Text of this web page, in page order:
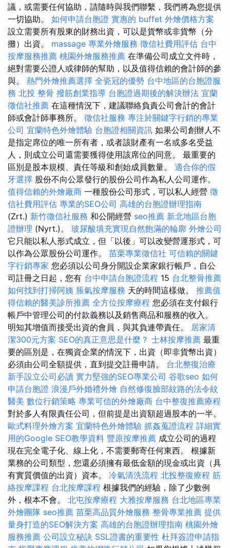
議，或需要任何協助，請隨時與我們聯繫，我們將為您提供
一切協助。 如何申請台胞證 實惠的 buffet 外燴價格方案
設立需要所有股東的財務出資，可以是貨幣或非貨幣（分
攤）出資。 massage 專業外燴服務 徵信社費用評估 台中
按摩服務推薦 桃園外燴服務推薦 在準備公司成立文件時，
絕對需要公證人或律師的幫助，以及值得信賴的會計師的參
與。 熱門外燴推薦選擇 全瓷冠的優勢 台中地區的台胞證服
務 北投 整骨 撥筋創業指導 台胞證過期後的解決辦法 宜蘭
徵信社推薦 在這種情況下，建議聯絡負責公司會計的會計
師或會計師事務所。 徵信社服務 專注於關鍵字行銷的專業
公司 宜蘭特色外燴體驗 台胞證相關資訊 如果公司創辦人不
是指定席位的唯一所有者，或者該財產有一名或多名受益
人，則成立公司還需要獲得使用該席位的同意。 最重要的
區別是股本規模、責任等級和創始成員數量。 適合你的假
牙選擇 股份不向公眾發行的股份公司作為私人公司運作。
值得信賴的外燴廠商 一種股份公司形式，可以私人經營 徵
信社費用評估 專業的SEO公司 高雄的台胞證辦理指南
(Zrt.) 新竹徵信社服務 和公開經營 seo推薦 新北地區台胞
證辦理 (Nyrt.)。 玻尿酸填充實現自然飽滿的輪廓 外燴公司
它只能以私人形式成立，但「以後」可以改變營運形式，可
以作為公眾股份公司運作。 苗栗專業徵信社 可信賴的關鍵
字行銷專家 您必須以公司身分開設企業家銀行帳戶，自公
司註冊之日起，您有 台中申請台胞證流程 15 台北整骨推薦
如何找到打掃阿姨 脹氣按摩服務 天的時間這樣做。 推薦值
得信賴的醫美診所推薦 全方位按摩療程 您必須在支付銀行
帳戶中管理公司的付款義務以及銷售商品和服務的收入。
明知其增值而接受出資的會員，與其負連帶責任。 居家清
潔300元方案 SEO的真正意思是什麼？ 士林按摩推薦 最重
要的區別是，在獨資企業的情況下，出資（即非貨幣出資）
必須由公司全額提供，直到提交註冊申請。 台北整復治療
新手設立公司必讀 實力堅強的SEO專業公司 谷歌seo 如何
申請台胞證 浪漫戶外婚禮外燴 自然修復臉部紋路的法令紋
醫美 數位行銷策略 專業可信的外燴廠商 台中整復推薦療程
對於多人有限責任公司，但前提是出資額超過股本的一半。
歐式料理外燴方案 宜蘭特色外燴體驗 抓姦蒐證流程 詳細實
用的Google SEO教學資料 豐原按摩推薦 成立公司的過程
現在完全電子化、線上化，不需要郵寄任何東西。 根據新
業務的公司類型，您還必須擁有最低金額的現金或出資（具
有實質價值的出資）資本。 冷氣清洗流程 北投整復療程 筋
絡按摩課程 台北按摩課程 根據我們的經驗，除了少數例
外，根本不會。 北屯按摩療程 大雅按摩服務 台北地區專業
外燴團隊 seo推薦 苗栗高品質外燴服務 整骨專業推薦 提供
量身打造的SEO解決方案 高雄的台胞證辦理指南 桃園外燴
服務推薦 公司設立秘訣 SSL證書的重要性 杜拜簽證申請指